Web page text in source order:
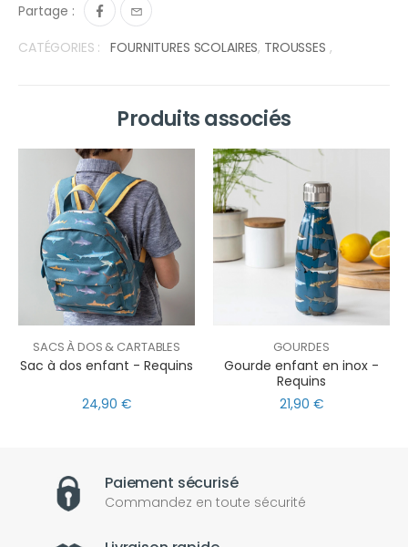
Partage :
CATÉGORIES : FOURNITURES SCOLAIRES, TROUSSES ,
Produits associés
SACS À DOS & CARTABLES
Sac à dos enfant - Requins
24,90 €
GOURDES
Gourde enfant en inox -
Requins
21,90 €
Paiement sécurisé
Commandez en toute sécurité